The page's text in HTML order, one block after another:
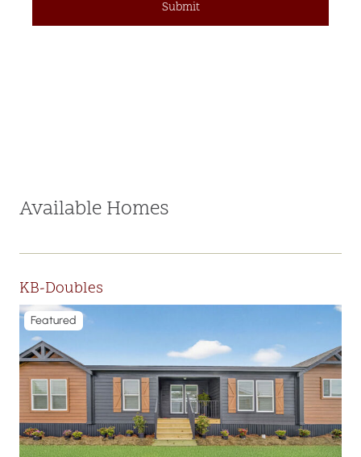
Available Homes
KB-Doubles
Featured